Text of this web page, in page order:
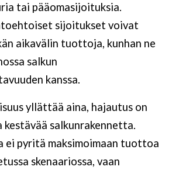
tai pääomasijoituksia.
sijoitukset voivat
aikavälin tuottoja, kunhan ne
salkun
kanssa.
yllättää aina, hajautus on
kestävää salkunrakennetta.
ei pyritä maksimoimaan tuottoa
skenaariossa, vaan